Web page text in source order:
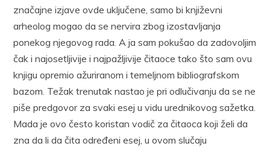
značajne izjave ovde uključene, samo bi književni
arheolog mogao da se nervira zbog izostavljanja
ponekog njegovog rada. A ja sam pokušao da zadovoljim
čak i najosetljivije i najpažljivije čitaoce tako što sam ovu
knjigu opremio ažuriranom i temeljnom bibliografskom
bazom. Težak trenutak nastao je pri odlučivanju da se ne
piše predgovor za svaki esej u vidu urednikovog sažetka.
Mada je ovo često koristan vodič za čitaoca koji želi da
zna da li da čita određeni esej, u ovom slučaju